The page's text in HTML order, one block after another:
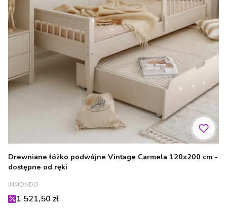
Drewniane łóżko podwójne Vintage Carmela 120x200 cm -
dostępne od ręki
PRODUCENT
INMONDO
Cena promocyjna
1 521,50 zł